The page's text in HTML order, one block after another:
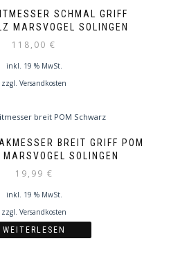
SCHMAL GRIFF
MARSVOGEL SOLINGEN
118,00 €
inkl. 19 % MwSt.
zzgl. Versandkosten
BREIT GRIFF POM
SOLINGEN
19,99 €
inkl. 19 % MwSt.
zzgl. Versandkosten
WEITERLESEN